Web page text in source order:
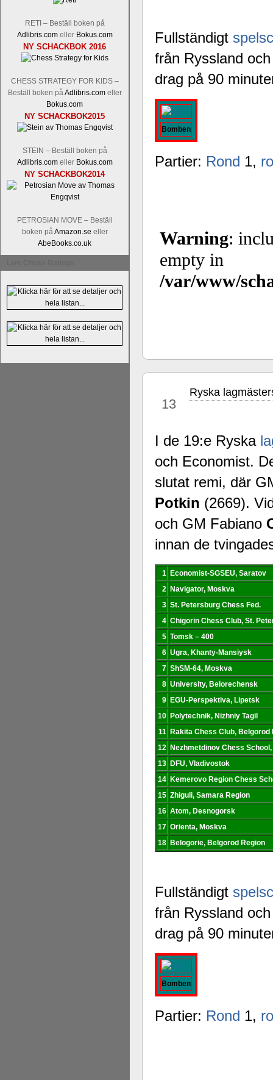
RETI – Beställ boken på
Adlibris.comeller Bokus.com
NY SCHACKBOK 2016
CHESS STRATEGY FOR KIDS –
Beställ boken påAdlibris.comeller
Bokus.com
NY SCHACKBOK2015
STEIN – Beställ boken på
Adlibris.comeller Bokus.com
NY SCHACKBOK2014
PETROSIAN MOVE – Beställ
boken påAmazon.se eller
AbeBooks.co.uk
En svensk schackbok -
om Ulf Anderssons makalösa
en förfrågan av författarna.
Frilansjournalisten och
Tata Steel-turneringenshemsida
uppnått allt som kan uppnås som
milstolpen i schackhistorien när
tacksamma och nöjda över alla de
Alingsås Schacksällskap fyller
Fullständigt
från Ryssland
drag på 90
Bomben
Partier: Rond 1,
13
Ryska
I de 19:e Ryska
och Economist.
slutat remi, där
Potkin (2669).
och GM Fabiano
innan de
1 Economist-SGSEU, Saratov
2 Navigator, Moskva
3 St. Petersburg Chess Fed.
4 Chigorin Chess Club, St.
5 Tomsk – 400
6 Ugra, Khanty-Mansiysk
7 ShSM-64, Moskva
8 University, Belorechensk
9 EGU-Perspektiva, Lipetsk
10 Polytechnik, Nizhniy Tagil
11 Rakita Chess Club, Belgorod
12 Nezhmetdinov Chess
13 DFU, Vladivostok
14 Kemerovo Region Chess
15 Zhiguli, Samara Region
16 Atom, Desnogorsk
17 Orienta, Moskva
18 Belogorie, Belgorod Region
Fullständigt
från Ryssland
drag på 90
Bomben
Partier: Rond 1,